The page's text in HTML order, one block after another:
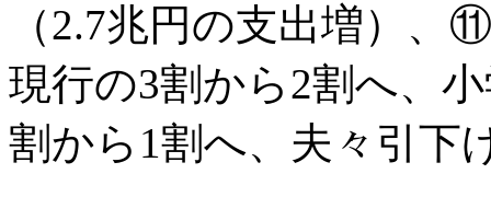
（2.7兆円の支出増）
現行の3割から2割へ、
割から1割へ、夫々引下